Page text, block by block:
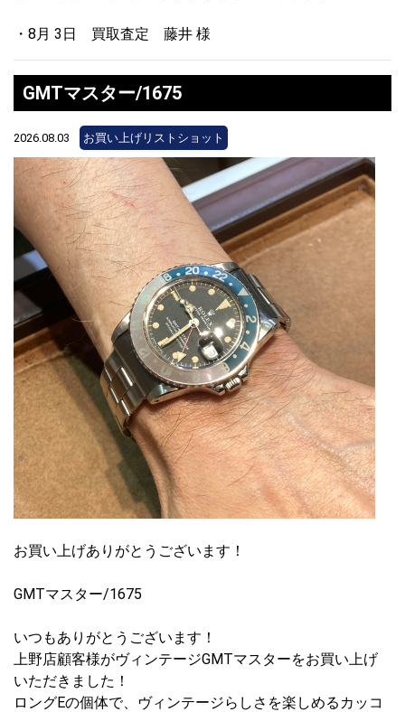
・8月 3日 買取査定 藤井 様
GMTマスター/1675
2026.08.03 お買い上げリストショット
お買い上げありがとうございます！
GMTマスター/1675
いつもありがとうございます！
上野店顧客様がヴィンテージGMTマスターをお買い上げ
いただきました！
ロングEの個体で、ヴィンテージらしさを楽しめるカッコ